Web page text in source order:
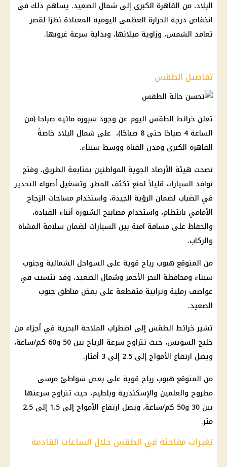
البلاد، من القاهرة الكبرى إلى شمال الصعيد. يساهم ذلك في
انخفاض درجة الحرارة العظمى اليومية المعتادة نظرًا لقصر
تعامد الشمس، وزاوية ميلانها، وبداية سرعة غروبها.
تفاصيل الطقس
تعلن خرائط الطقس اليوم عن وجود شبوره مائيه صباحا (من
الساعة 4 صباحًا حتى 8 صباحًا)، على شمال البلاد خاصةً
القاهرة الكبرى ومدن القناة ووسط سيناء.
نصحت هيئة الأرصاد الجوية المواطنين بمتابعة الطريق، وفتح
نوافذ السيارات قليلاً لمنع تكثف المطر، وتشغيل أضواء التحذير
في الضباب لضمان الرؤية الجيدة، واستخدام مساحات الزجاج
الأمامي بانتظام، واستخدام مصابيح الشبورة أثناء القيادة،
والحفاظ على مسافة آمنة بين السيارات لضمان سلامة المشاة
والركاب.
من المتوقع هبوب رياح قوية على السواحل الشمالية وجنوب
سيناء ومحافظة البحر الأحمر وشمال الصعيد، وقد تتسبب في
عواصف رملية وترابية متقطعة على بعض مناطق جنوب
الصعيد.
تشير خرائط الطقس إلى اضطراب الملاحة البحرية في أجزاء من
خليج السويس، حيث تتراوح سرعة الرياح بين 50 و60 كم/ساعة،
ويصل ارتفاع الأمواج إلى 2.5 إلى 3 أمتار.
من المتوقع هبوب رياح قوية على بعض شواطئ مرسى
مطروح والعلمين والإسكندرية وبلطيم، حيث تتراوح سرعتها
بين 30 و50 كم/ساعة، ويصل ارتفاع الأمواج إلى 1.5 إلى 2.5
متر.
تغيرات مفاجئة في الطقس خلال الساعات القادمة